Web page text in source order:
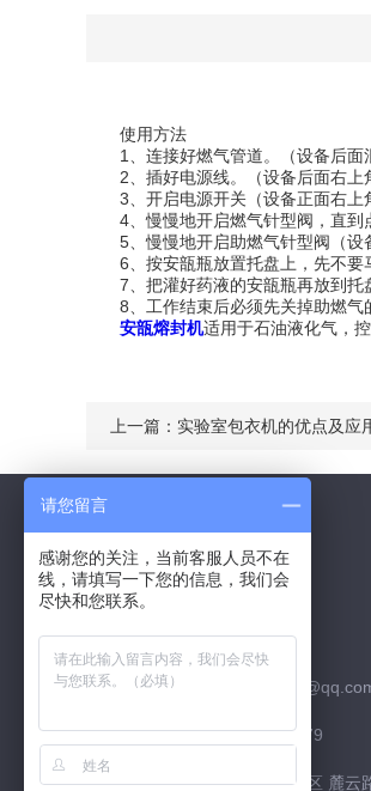
使用方法
1、连接好燃气管道。（设备后面
2、插好电源线。（设备后面右上
3、开启电源开关（设备正面右上
4、慢慢地开启燃气针型阀，直到
5、慢慢地开启助燃气针型阀（设备
6、按安瓿瓶放置托盘上，先不要马
7、把灌好药液的安瓿瓶再放到托盘
8、工作结束后必须先关掉助燃气
安瓿熔封机适用于石油液化气，
上一篇： 实验室包衣机的优点及应
Contact Us
联系QQ：526252952
联系邮箱：
联系电话：15974226879
联系地址：长沙市 高新区 麓云
请您留言
感谢您的关注，当前客服人员不在
线，请填写一下您的信息，我们会
尽快和您联系。